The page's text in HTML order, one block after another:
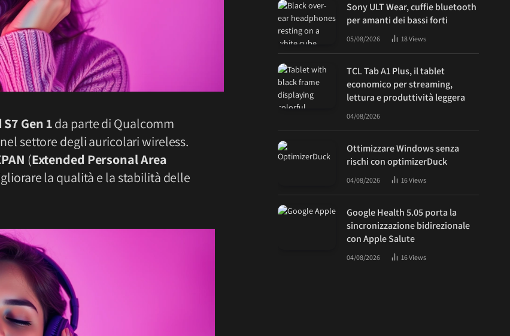
Gen 1da parte di Qualcomm
settore degli auricolari wireless.
(Extended Personal Area
la qualità e la stabilità delle
Sony ULT Wear, cuffie bluetooth
per amanti dei bassi forti
05/08/2026 18Views
TCL Tab A1 Plus, il tablet
economico per streaming,
lettura e produttività leggera
04/08/2026
Ottimizzare Windows senza
rischi con optimizerDuck
04/08/2026 16Views
Google Health 5.05 porta la
sincronizzazione bidirezionale
con Apple Salute
04/08/2026 16Views